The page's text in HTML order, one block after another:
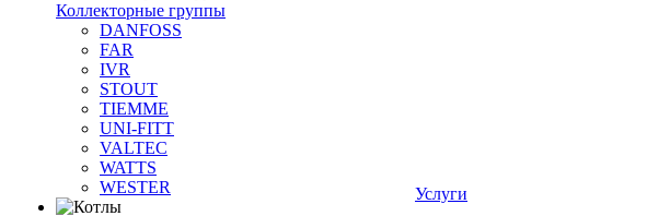
Коллекторные группы
DANFOSS
FAR
IVR
STOUT
TIEMME
UNI-FITT
VALTEC
WATTS
WESTER
Услуги